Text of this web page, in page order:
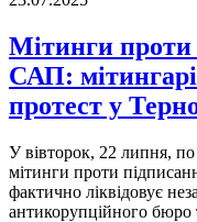
Мітинги
САП:
протест у
У вівторок, 22 липня,
мітинги проти
фактично ліквідовує
антикорупційного бюро